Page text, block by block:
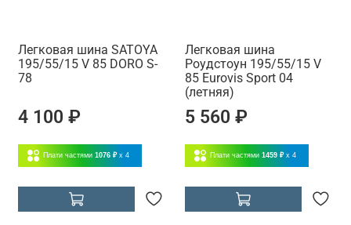
Легковая шина SATOYA
195/55/15 V 85 DORO S-
78
4 100 ₽
Плати частями 1076 ₽ x 4
Легковая шина
Роудстоун 195/55/15 V
85 Eurovis Sport 04
(летняя)
5 560 ₽
Плати частями 1459 ₽ x 4